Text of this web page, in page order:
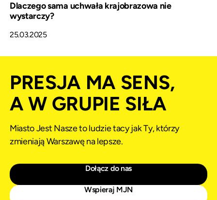
Dlaczego sama uchwała krajobrazowa nie
wystarczy?
25.03.2025
PRESJA MA SENS,
A W GRUPIE SIŁA
Miasto Jest Nasze to ludzie tacy jak Ty, którzy
zmieniają Warszawę na lepsze.
Dołącz do nas
Wspieraj MJN